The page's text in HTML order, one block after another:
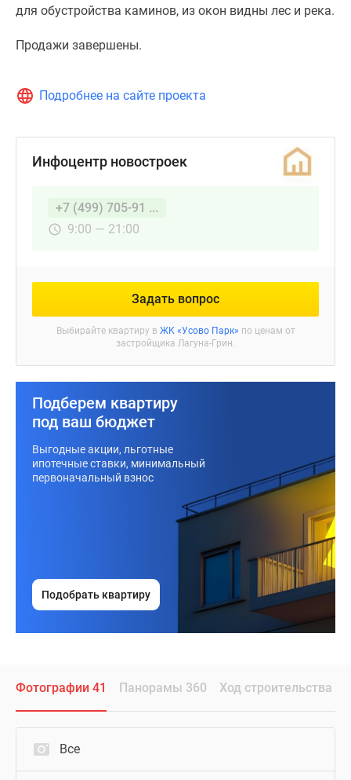
для обустройства каминов, из окон видны лес и река.
Продажи завершены.
Подробнее на сайте проекта
Инфоцентр новостроек
+7 (499) 705-91 ...
9:00 — 21:00
Задать вопрос
Выбирайте квартиру в ЖК «Усово Парк» по ценам от
застройщика Лагуна-Грин.
Подберем квартиру
под ваш бюджет
Выгодные акции, льготные
ипотечные ставки, минимальный
первоначальный взнос
Подобрать квартиру
Фотографии 41 Панорамы 360 Ход строительства
Все